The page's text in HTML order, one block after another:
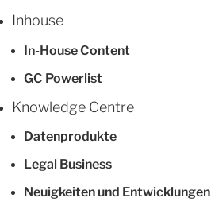
Inhouse
In-House Content
GC Powerlist
Knowledge Centre
Datenprodukte
Legal Business
Neuigkeiten und Entwicklungen